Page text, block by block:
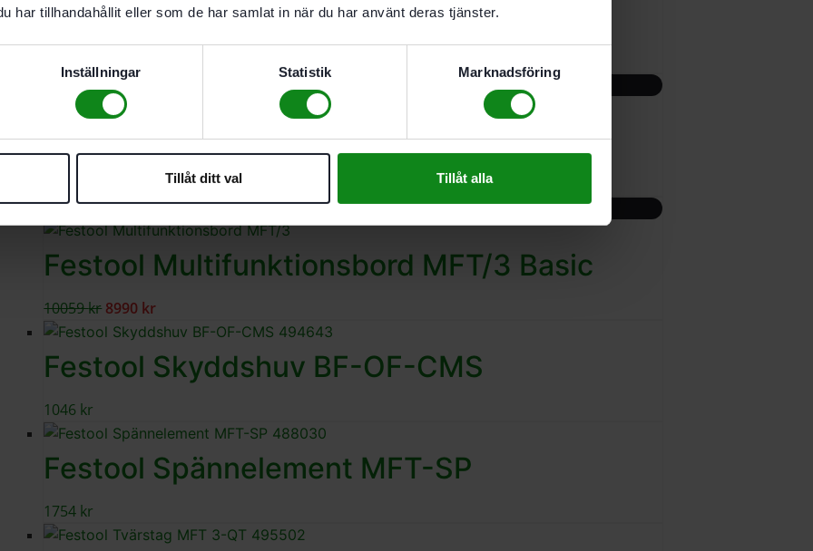
har tillhandahållit eller som de har samlat in när du har använt deras tjänster.
Inställningar Statistik Marknadsföring
Tillåt ditt val Tillåt alla
Festool Multifunktionsbord MFT Kapex
Festool Multifunktionsbord MFT/3
-11%
Festool Multifunktionsbord MFT/3 Basic
10059kr 8990 kr
Festool Skyddshuv BF-OF-CMS
1046 kr
Festool Spännelement MFT-SP
1754 kr